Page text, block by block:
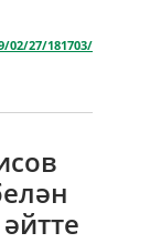
27/181703/